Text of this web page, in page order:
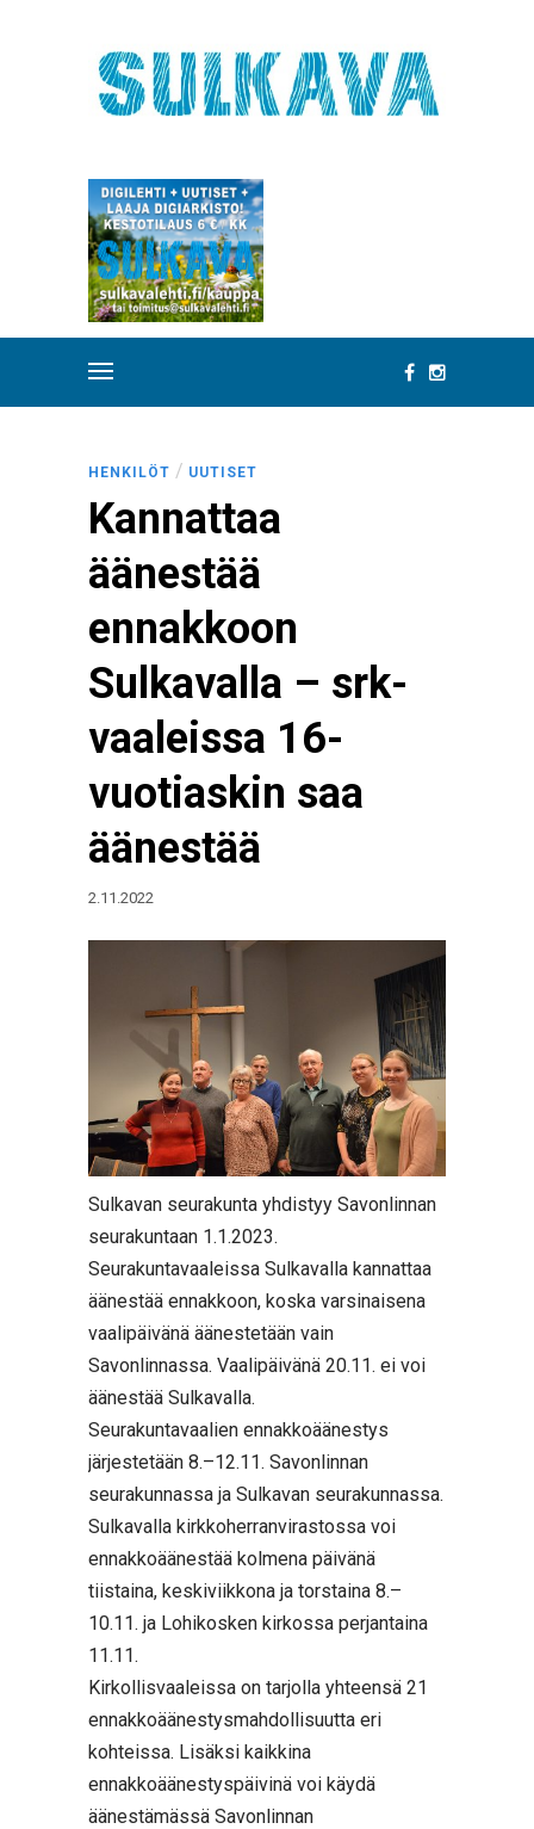
HENKILÖT / UUTISET
Kannattaa
äänestää
ennakkoon
Sulkavalla – srk-
vaaleissa 16-
vuotiaskin saa
äänestää
2.11.2022
Sulkavan seurakunta yhdistyy Savonlinnan
seurakuntaan 1.1.2023.
Seurakuntavaaleissa Sulkavalla kannattaa
äänestää ennakkoon, koska varsinaisena
vaalipäivänä äänestetään vain
Savonlinnassa. Vaalipäivänä 20.11. ei voi
äänestää Sulkavalla.
Seurakuntavaalien ennakkoäänestys
järjestetään 8.–12.11. Savonlinnan
seurakunnassa ja Sulkavan seurakunnassa.
Sulkavalla kirkkoherranvirastossa voi
ennakkoäänestää kolmena päivänä
tiistaina, keskiviikkona ja torstaina 8.–
10.11. ja Lohikosken kirkossa perjantaina
11.11.
Kirkollisvaaleissa on tarjolla yhteensä 21
ennakkoäänestysmahdollisuutta eri
kohteissa. Lisäksi kaikkina
ennakkoäänestyspäivinä voi käydä
äänestämässä Savonlinnan